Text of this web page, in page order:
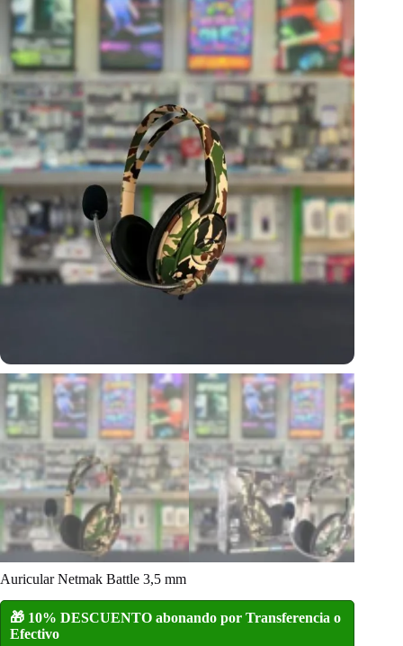
Auricular Netmak Battle 3,5 mm
🎁 10% DESCUENTO abonando por Transferencia o
Efectivo